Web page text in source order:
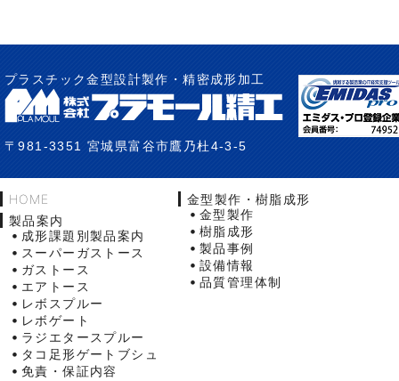
プラスチック金型設計製作・精密成形加工
〒981-3351 宮城県富谷市鷹乃杜4-3-5
HOME
製品案内
成形課題別製品案内
スーパーガストース
ガストース
エアトース
レボスプルー
レボゲート
ラジエタースプルー
タコ足形ゲートブシュ
免責・保証内容
金型製作・樹脂成形
金型製作
樹脂成形
製品事例
設備情報
品質管理体制